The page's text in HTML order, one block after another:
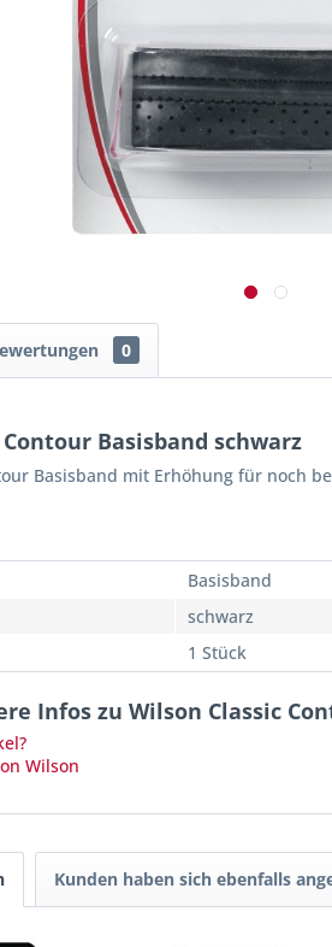
0
Basisband schwarz
Basisband mit Erhöhung für noch
Basisband
schwarz
1 Stück
Infos zu Wilson Classic
Wilson
Kunden haben sich ebenfalls